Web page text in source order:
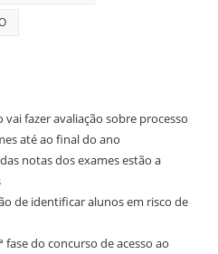
fazer avaliação sobre processo
até ao final do ano
notas dos exames estão a
de identificar alunos em risco de
fase do concurso de acesso ao